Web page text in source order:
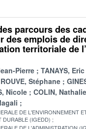
parcours des
des emplois de
territoriale de
Pierre
TANAYS, Eric
ROUVE, Stéphane
Nicole
COLIN, Nathalie
DE L'ENVIRONNEMENT
DURABLE (IGEDD)